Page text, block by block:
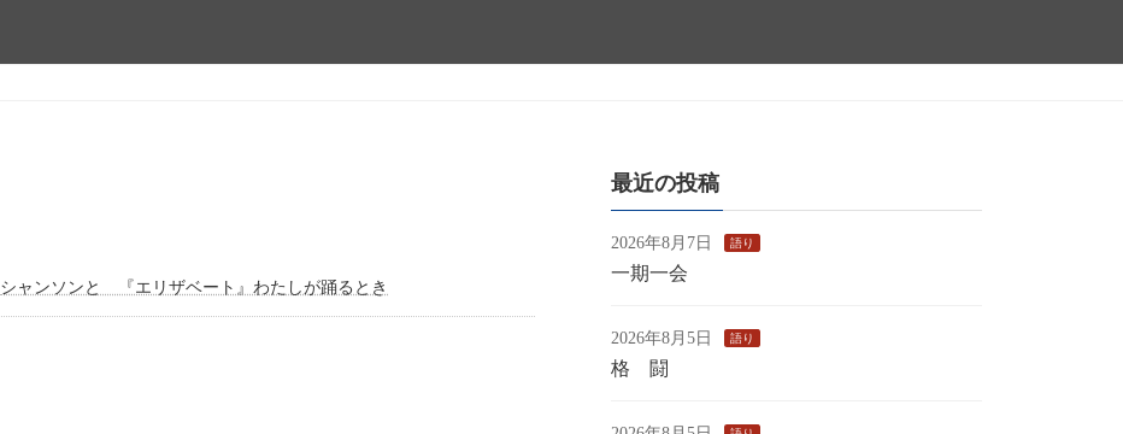
シャンソンと 『エリザベート』わたしが踊るとき
最近の投稿
2026年8月7日 語り
一期一会
2026年8月5日 語り
格 闘